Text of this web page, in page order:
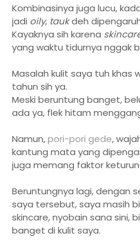
Kombinasinya juga lucu,
jadi oily, taukdeh
Kayaknya sih karena
yang waktu tidurnya nggak
Masalah kulit saya tuh khas
tahun sih ya.
Meski beruntung banget,
ada ya, flek hitam
Namun,pori-pori gede,
kantung mata yang
juga memang faktor
Beruntungnya lagi, dengan
saya tersebut, saya masih
skincare, nyobain sana sini,
banget di kulit saya.